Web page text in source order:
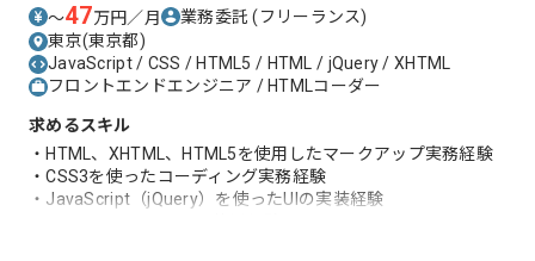
〜47万円／月 業務委託(フリーランス)
東京(東京都)
JavaScript / CSS / HTML5 / HTML / jQuery / XHTML
フロントエンドエンジニア / HTMLコーダー
求めるスキル
・HTML、XHTML、HTML5を使用したマークアップ実務経験
・CSS3を使ったコーディング実務経験
・JavaScript（jQuery）を使ったUIの実装経験